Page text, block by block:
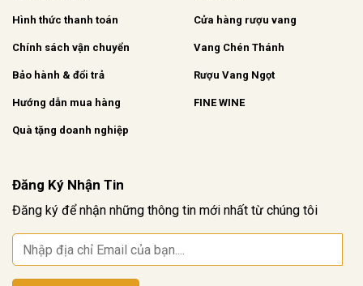
Hình thức thanh toán
Chính sách vận chuyển
Bảo hành & đổi trả
Hướng dẫn mua hàng
Quà tặng doanh nghiệp
Cửa hàng rượu vang
Vang Chén Thánh
Rượu Vang Ngọt
FINE WINE
Đăng Ký Nhận Tin
Đăng ký để nhận những thông tin mới nhất từ chúng tôi